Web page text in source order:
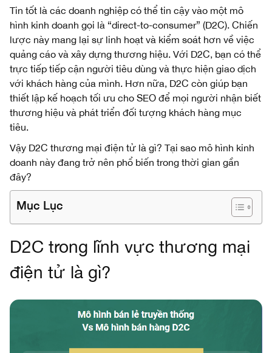
Tin tốt là các doanh nghiệp có thể tin cậy vào một mô
hình kinh doanh gọi là “direct-to-consumer” (D2C). Chiến
lược này mang lại sự linh hoạt và kiểm soát hơn về việc
quảng cáo và xây dựng thương hiệu. Với D2C, bạn có thể
trực tiếp tiếp cận người tiêu dùng và thực hiện giao dịch
với khách hàng của mình. Hơn nữa, D2C còn giúp bạn
thiết lập kế hoạch tối ưu cho SEO để mọi người nhận biết
thương hiệu và phát triển đối tượng khách hàng mục
tiêu.
Vậy D2C thương mại điện tử là gì? Tại sao mô hình kinh
doanh này đang trở nên phổ biến trong thời gian gần
đây?
Mục Lục
D2C trong lĩnh vực thương mại
điện tử là gì?